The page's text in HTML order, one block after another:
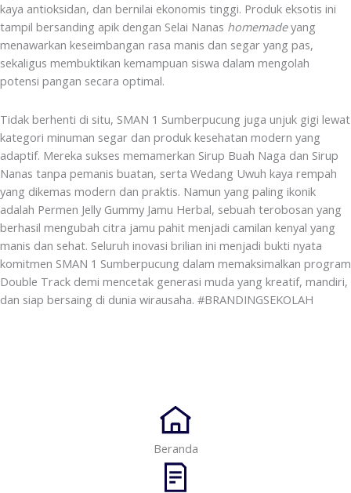
kaya antioksidan, dan bernilai ekonomis tinggi. Produk eksotis ini
tampil bersanding apik dengan Selai Nanas homemadeyang
menawarkan keseimbangan rasa manis dan segar yang pas,
sekaligus membuktikan kemampuan siswa dalam mengolah
potensi pangan secara optimal.
Tidak berhenti di situ, SMAN 1 Sumberpucung juga unjuk gigi lewat
kategori minuman segar dan produk kesehatan modern yang
adaptif. Mereka sukses memamerkan Sirup Buah Naga dan Sirup
Nanas tanpa pemanis buatan, serta Wedang Uwuh kaya rempah
yang dikemas modern dan praktis. Namun yang paling ikonik
adalah Permen Jelly Gummy Jamu Herbal, sebuah terobosan yang
berhasil mengubah citra jamu pahit menjadi camilan kenyal yang
manis dan sehat. Seluruh inovasi brilian ini menjadi bukti nyata
komitmen SMAN 1 Sumberpucung dalam memaksimalkan program
Double Track demi mencetak generasi muda yang kreatif, mandiri,
dan siap bersaing di dunia wirausaha. #BRANDINGSEKOLAH
Beranda